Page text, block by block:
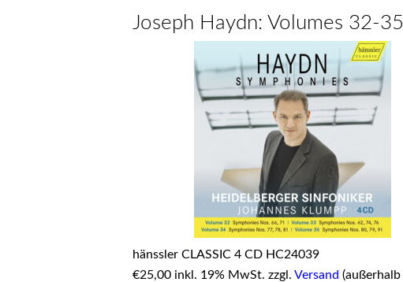
Joseph Haydn: Volumes 32-35
hänssler CLASSIC 4 CD HC24039
€25,00 inkl. 19% MwSt. zzgl. Versand (außerhalb